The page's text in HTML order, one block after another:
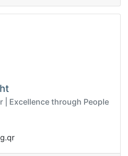
| Excellence through People